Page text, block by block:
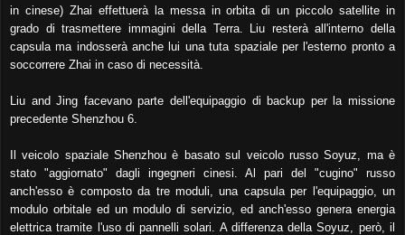
in cinese) Zhai effettuerà la messa in orbita di un piccolo satellite in
grado di trasmettere immagini della Terra. Liu resterà all'interno della
capsula ma indosserà anche lui una tuta spaziale per l'esterno pronto a
soccorrere Zhai in caso di necessità.
Liu and Jing facevano parte dell'equipaggio di backup per la missione
precedente Shenzhou 6.
Il veicolo spaziale Shenzhou è basato sul veicolo russo Soyuz, ma è
stato "aggiornato" dagli ingegneri cinesi. Al pari del "cugino" russo
anch'esso è composto da tre moduli, una capsula per l'equipaggio, un
modulo orbitale ed un modulo di servizio, ed anch'esso genera energia
elettrica tramite l'uso di pannelli solari. A differenza della Soyuz, però, il